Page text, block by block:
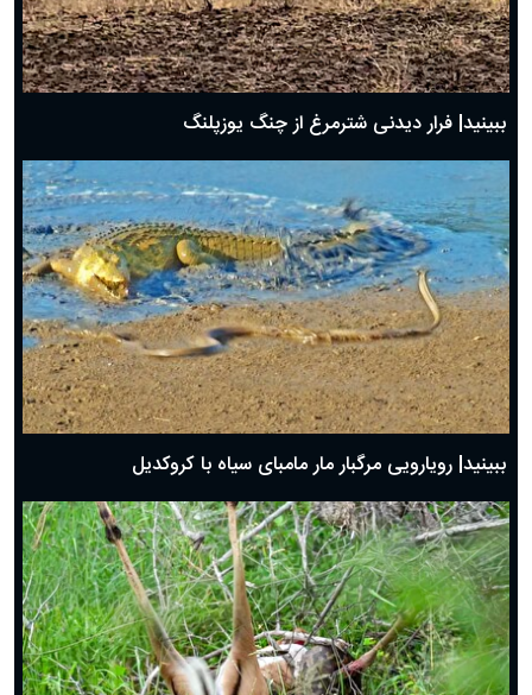
ببینید| فرار دیدنی شترمرغ از چنگ یوزپلنگ
ببینید| رویارویی مرگبار مار مامبای سیاه با کروکدیل